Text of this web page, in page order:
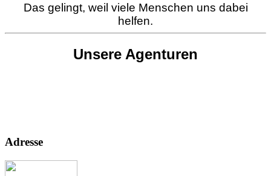
Das gelingt, weil viele Menschen uns dabei
helfen.
Unsere Agenturen
Adresse